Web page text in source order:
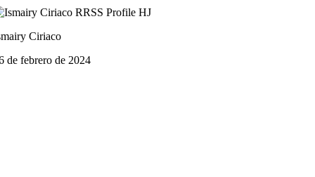
Ciriaco
de febrero de 2024